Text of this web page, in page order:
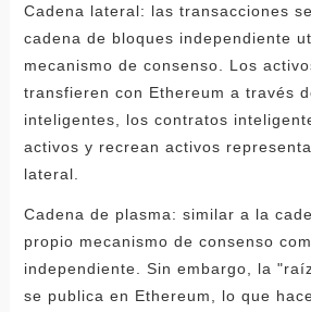
Cadena lateral: las transacciones
cadena de bloques independiente
mecanismo de consenso. Los
transfieren con Ethereum a través
inteligentes, los contratos
activos y recrean activos
lateral.
Cadena de plasma: similar a la
propio mecanismo de consenso
independiente. Sin embargo, la
se publica en Ethereum, lo que